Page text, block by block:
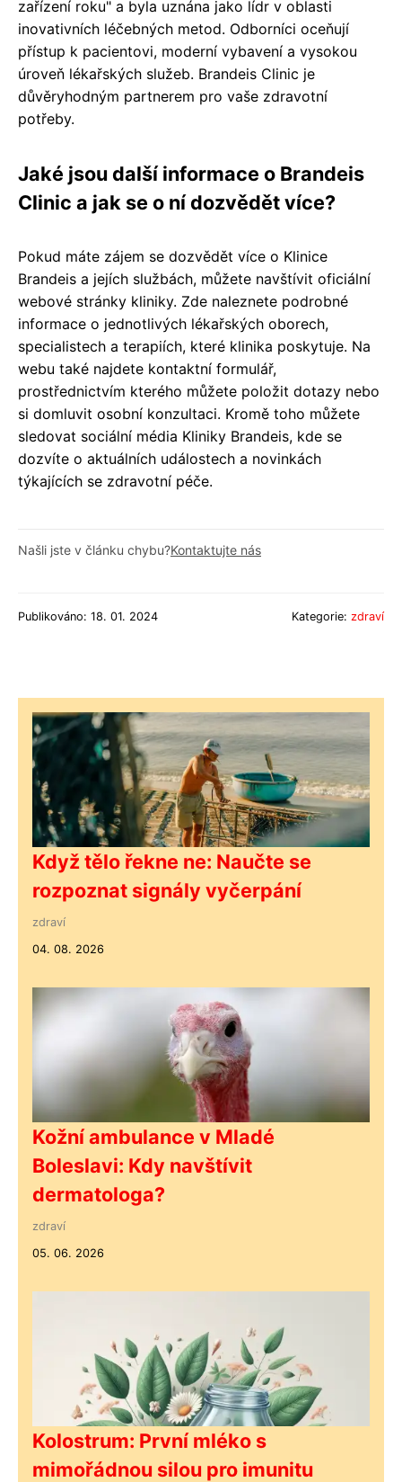
zařízení roku" a byla uznána jako lídr v oblasti
inovativních léčebných metod. Odborníci oceňují
přístup k pacientovi, moderní vybavení a vysokou
úroveň lékařských služeb. Brandeis Clinic je
důvěryhodným partnerem pro vaše zdravotní
potřeby.
Jaké jsou další informace o Brandeis
Clinic a jak se o ní dozvědět více?
Pokud máte zájem se dozvědět více o Klinice
Brandeis a jejích službách, můžete navštívit oficiální
webové stránky kliniky. Zde naleznete podrobné
informace o jednotlivých lékařských oborech,
specialistech a terapiích, které klinika poskytuje. Na
webu také najdete kontaktní formulář,
prostřednictvím kterého můžete položit dotazy nebo
si domluvit osobní konzultaci. Kromě toho můžete
sledovat sociální média Kliniky Brandeis, kde se
dozvíte o aktuálních událostech a novinkách
týkajících se zdravotní péče.
Našli jste v článku chybu?Kontaktujte nás
Publikováno: 18. 01. 2024 Kategorie: zdraví
Když tělo řekne ne: Naučte se
rozpoznat signály vyčerpání
zdraví
04. 08. 2026
Kožní ambulance v Mladé
Boleslavi: Kdy navštívit
dermatologa?
zdraví
05. 06. 2026
Kolostrum: První mléko s
mimořádnou silou pro imunitu